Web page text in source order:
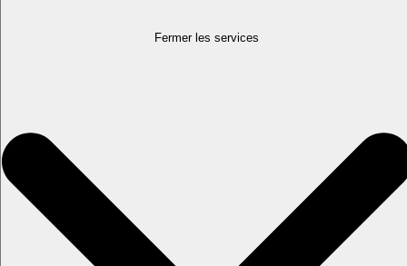
Fermer les services